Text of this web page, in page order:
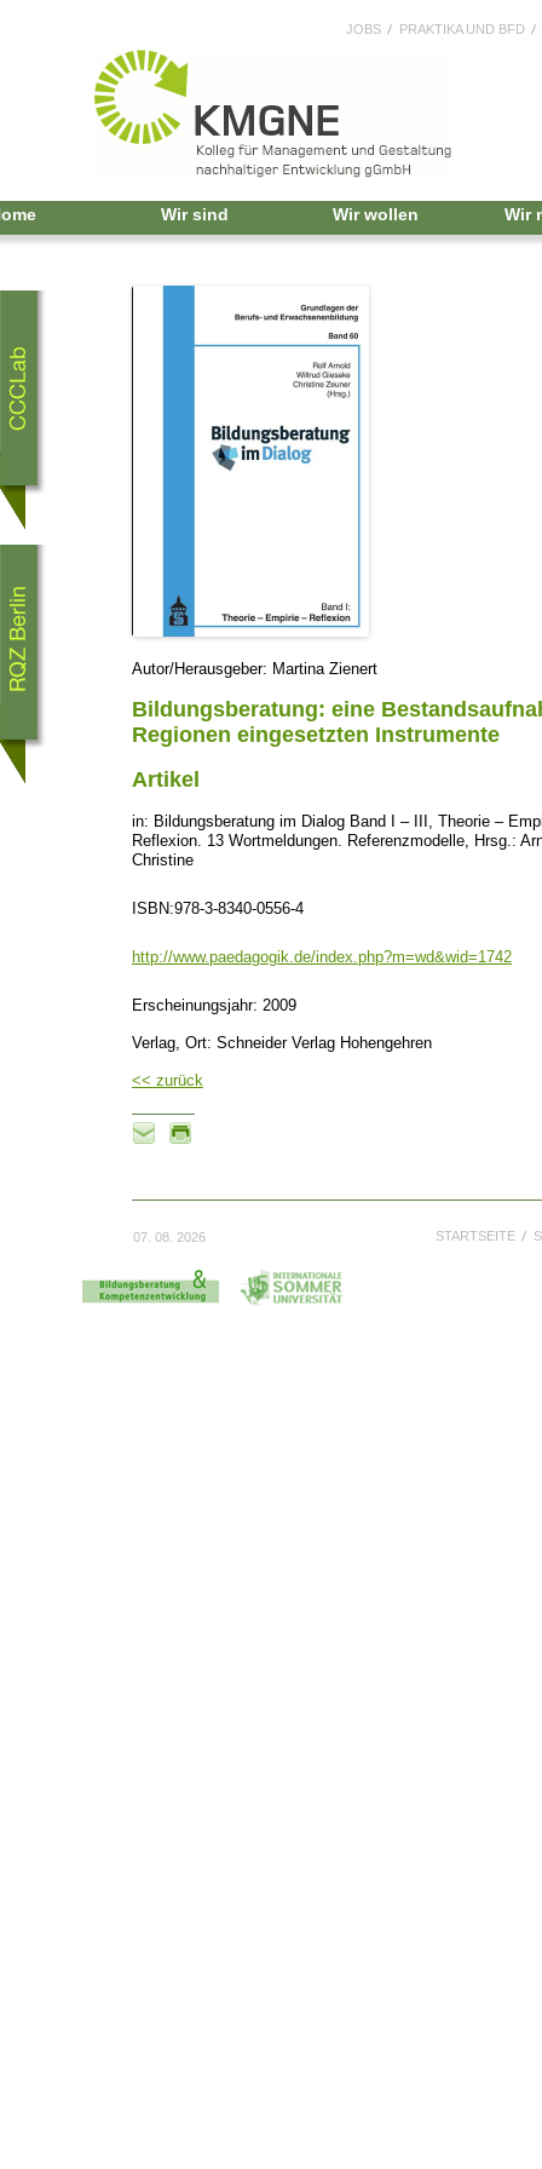
JOBS PRAKTIKA UND BFD
Wir sind Wir wollen Wir
Autor/Herausgeber: Martina Zienert
Bildungsberatung: eine
Regionen eingesetzten Instrumente
Artikel
in: Bildungsberatung im Dialog Band I – III, Theorie –
Reflexion. 13 Wortmeldungen. Referenzmodelle, Hrsg.:
Christine
ISBN:978-3-8340-0556-4
http://www.paedagogik.de/index.php?m=wd&wid=1742
Erscheinungsjahr: 2009
Verlag, Ort: Schneider Verlag Hohengehren
<< zurück
07. 08. 2026 STARTSEITE